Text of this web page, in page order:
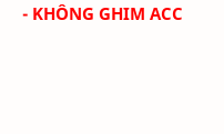
- KHÔNG GHIM ACC